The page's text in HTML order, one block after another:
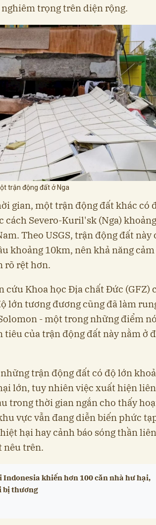
trọng trên diện rộng.
trận động đất ở Nga
gian, một trận động đất khác có
cách Severo-Kuril'sk (Nga) khoảng
Theo USGS, trận động đất này
khoảng 10km, nên khả năng
rõ rệt hơn.
cứu Khoa học Địa chất Đức (GFZ)
lớn tương đương cũng đã làm
- một trong những điểm
của trận động đất này nằm ở
trận động đất có độ lớn
lớn, tuy nhiên việc xuất hiện
trong thời gian ngắn cho thấy
vực vẫn đang diễn biến phức
hại hay cảnh báo sóng thần liên
nêu trên.
khiến hơn 100 căn nhà hư hại,
bị thương